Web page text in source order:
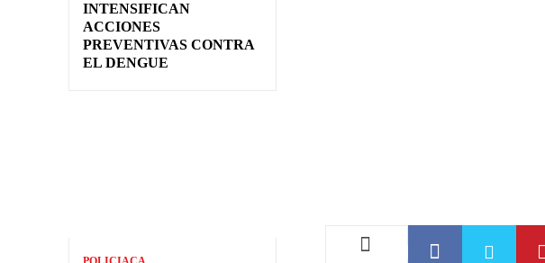
INTENSIFICAN
ACCIONES
PREVENTIVAS CONTRA
EL DENGUE